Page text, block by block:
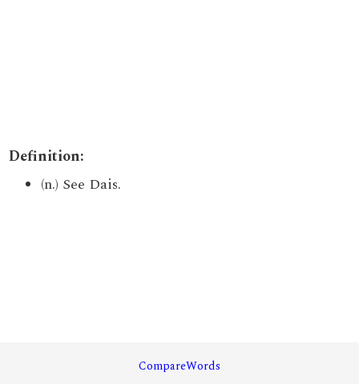
Definition:
(n.) See Dais.
CompareWords